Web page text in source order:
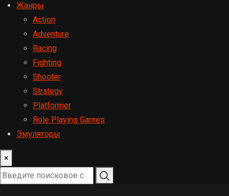
Жанры
Action
Adventure
Racing
Fighting
Shooter
Strategy
Platformer
Role Playing Games
Эмуляторы
×